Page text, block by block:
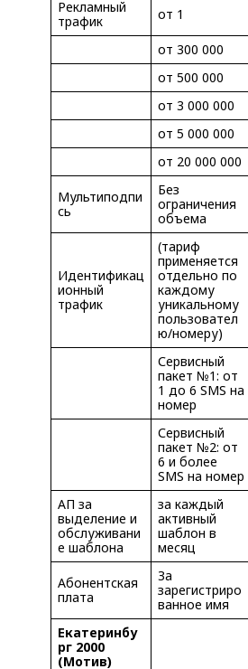
Рекламный
трафик
от 1
от 300 000
от 500 000
от 3 000 000
от 5 000 000
от 20 000 000
Мультиподпи
сь
Без
ограничения
объема
Идентификац
ионный
трафик
(тариф
применяется
отдельно по
каждому
уникальному
пользовател
ю/номеру)
Сервисный
пакет №1: от
1 до 6 SMS на
номер
Сервисный
пакет №2: от
6 и более
SMS на номер
АП за
выделение и
обслуживани
е шаблона
за каждый
активный
шаблон в
месяц
Абонентская
плата
За
зарегистриро
ванное имя
Екатеринбу
рг 2000
(Мотив)